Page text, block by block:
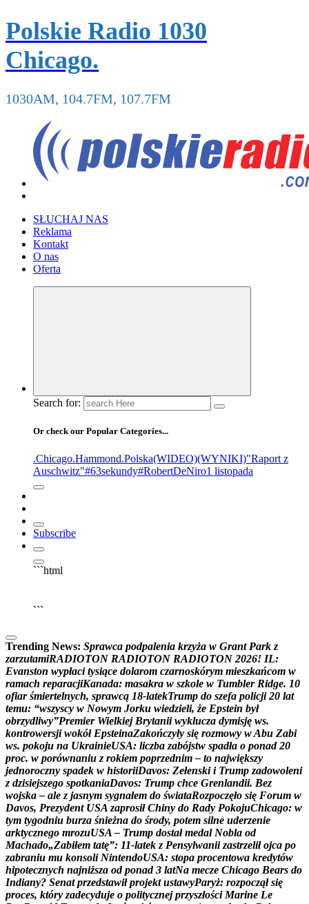
Polskie Radio 1030
Chicago.
1030AM, 104.7FM, 107.7FM
SŁUCHAJ NAS
Reklama
Kontakt
O nas
Oferta
Search for:
Or check our Popular Categories...
.Chicago.Hammond.Polska(WIDEO)(WYNIKI)"Raport z
Auschwitz"#63sekundy#RobertDeNiro1 listopada
Subscribe
```html
```
Trending News: Sprawca podpalenia krzyża w Grant Park z
zarzutamiRADIOTON RADIOTON RADIOTON 2026! IL:
Evanston wypłaci tysiące dolarom czarnoskórym mieszkańcom w
ramach reparacjiKanada: masakra w szkole w Tumbler Ridge. 10
ofiar śmiertelnych, sprawcą 18-latekTrump do szefa policji 20 lat
temu: “wszyscy w Nowym Jorku wiedzieli, że Epstein był
obrzydliwy”Premier Wielkiej Brytanii wyklucza dymisję ws.
kontrowersji wokół EpsteinaZakończyły się rozmowy wAbu Zabi
ws. pokoju na UkrainieUSA: liczba zabójstw spadła o ponad 20
proc. w porównaniu z rokiem poprzednim – to największy
jednoroczny spadek w historiiDavos: Zełenski i Trump zadowoleni
z dzisiejszego spotkaniaDavos: Trump chce Grenlandii. Bez
wojska – ale z jasnym sygnałem do świataRozpoczęło się Forum w
Davos, Prezydent USA zaprosił Chiny do Rady PokojuChicago: w
tym tygodniu burza śnieżna do środy, potem silne uderzenie
arktycznego mrozuUSA – Trump dostał medal Nobla od
Machado„Zabiłem tatę”: 11-latek z Pensylwanii zastrzelił ojca po
zabraniu mu konsoli NintendoUSA: stopa procentowa kredytów
hipotecznych najniższa od ponad 3 latNa mecze Chicago Bears do
Indiany? Senat przedstawił projekt ustawyParyż: rozpoczął się
proces, który zadecyduje o politycznej przyszłości Marine Le